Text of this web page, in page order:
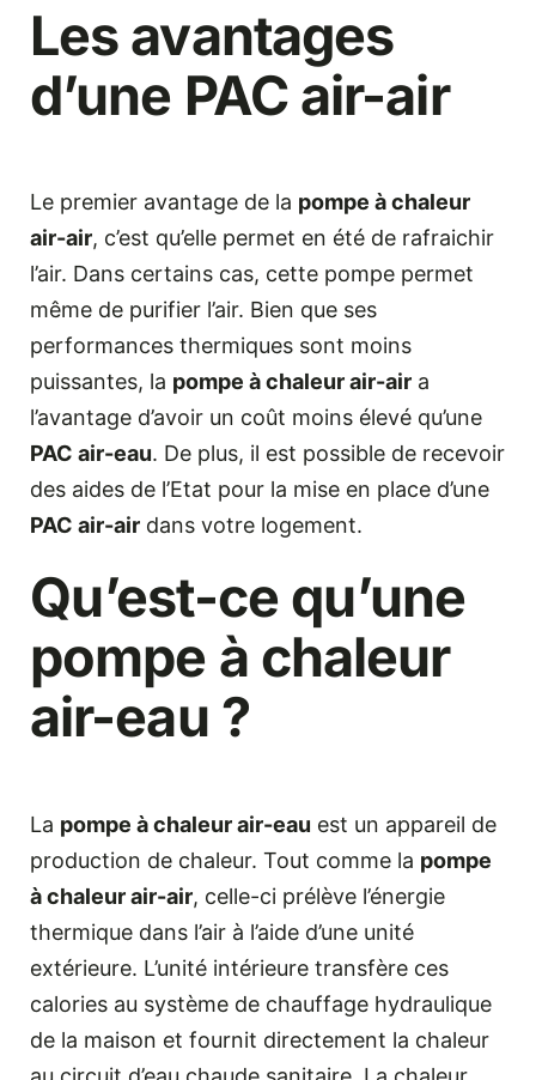
Les avantages
d’une PAC air-air
Le premier avantage de la pompe à chaleur
air-air, c’est qu’elle permet en été de rafraichir
l’air. Dans certains cas, cette pompe permet
même de purifier l’air. Bien que ses
performances thermiques sont moins
puissantes, la pompe à chaleur air-air a
l’avantage d’avoir un coût moins élevé qu’une
PAC air-eau. De plus, il est possible de recevoir
des aides de l’Etat pour la mise en place d’une
PAC air-air dans votre logement.
Qu’est-ce qu’une
pompe à chaleur
air-eau ?
La pompe à chaleur air-eau est un appareil de
production de chaleur. Tout comme la pompe
à chaleur air-air, celle-ci prélève l’énergie
thermique dans l’air à l’aide d’une unité
extérieure. L’unité intérieure transfère ces
calories au système de chauffage hydraulique
de la maison et fournit directement la chaleur